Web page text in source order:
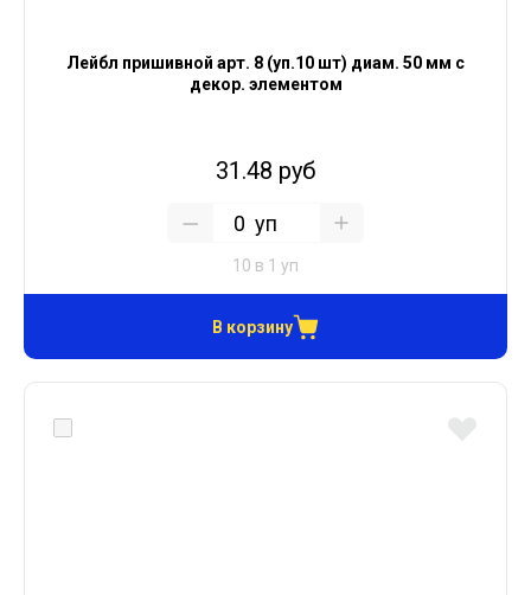
Лейбл пришивной арт. 8 (уп.10 шт) диам. 50 мм с
декор. элементом
31.48 руб
уп
10 в 1 уп
В корзину